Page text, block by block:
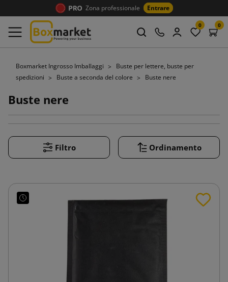
Zona professionale Entrare
0 0
Boxmarket Ingrosso Imballaggi
Buste per lettere, buste per
spedizioni
Buste a seconda del colore Buste nere
Buste nere
Filtro Ordinamento